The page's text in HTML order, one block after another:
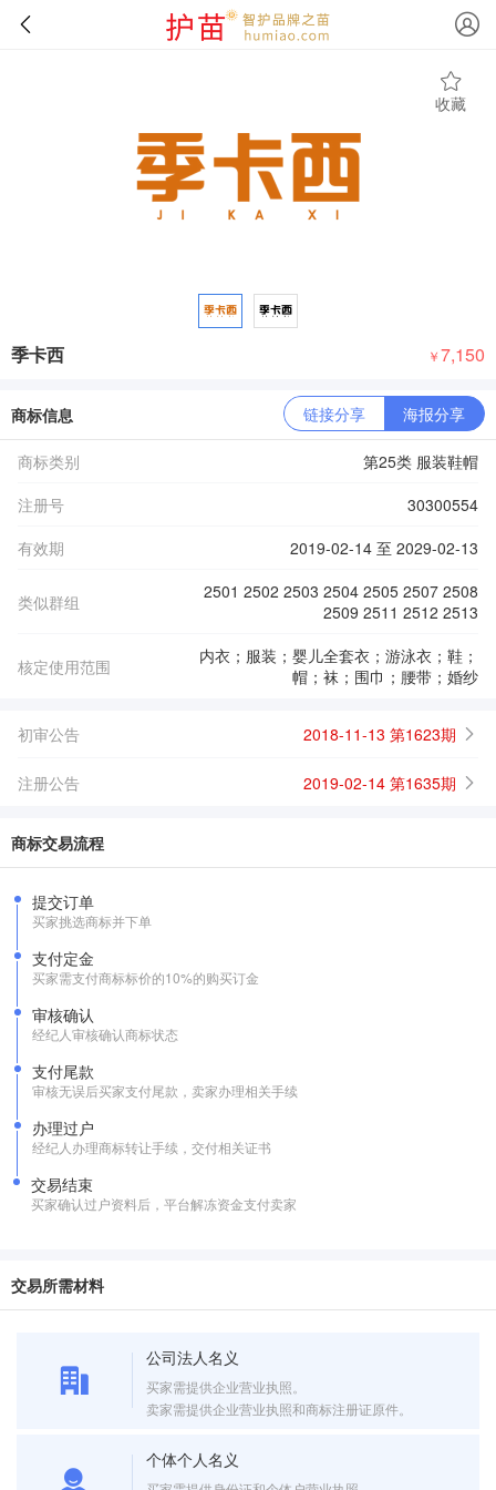
收藏
季卡西 ￥7,150
商标信息 链接分享 海报分享
商标类别
第25类 服装鞋帽
注册号
30300554
有效期
2019-02-14 至 2029-02-13
类似群组
2501 2502 2503 2504 2505 2507 2508
2509 2511 2512 2513
核定使用范围
内衣；服装；婴儿全套衣；游泳衣；鞋；
帽；袜；围巾；腰带；婚纱
初审公告 2018-11-13 第1623期
注册公告 2019-02-14 第1635期
商标交易流程
提交订单
买家挑选商标并下单
支付定金
买家需支付商标标价的10%的购买订金
审核确认
经纪人审核确认商标状态
支付尾款
审核无误后买家支付尾款，卖家办理相关手续
办理过户
经纪人办理商标转让手续，交付相关证书
交易结束
买家确认过户资料后，平台解冻资金支付卖家
交易所需材料
公司法人名义
买家需提供企业营业执照。
卖家需提供企业营业执照和商标注册证原件。
个体个人名义